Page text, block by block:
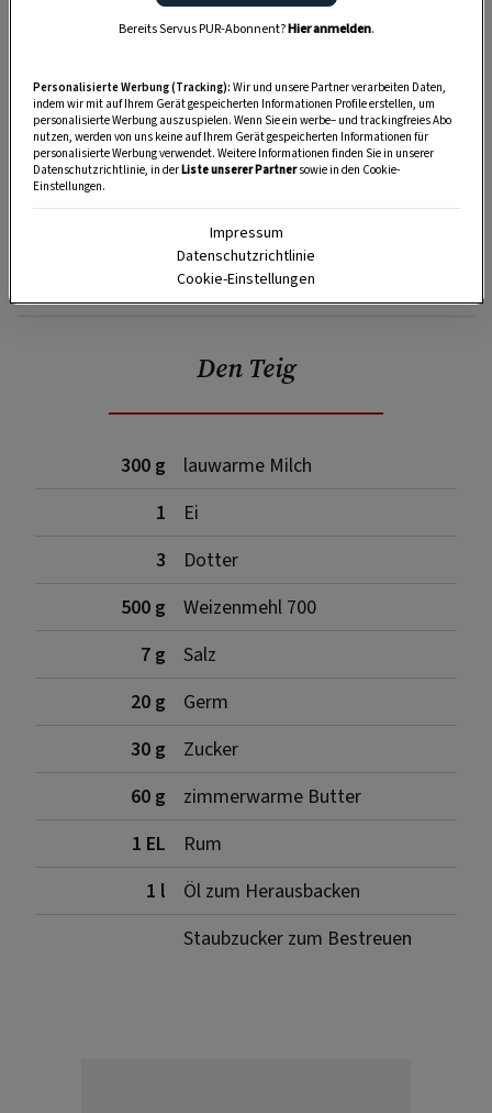
SPEICHERN DRUCKEN
Den Teig
300 g
lauwarme Milch
1
Ei
3
Dotter
500 g
Weizenmehl 700
7 g
Salz
20 g
Germ
30 g
Zucker
60 g
zimmerwarme Butter
1 EL
Rum
1 l
Öl zum Herausbacken
Staubzucker zum Bestreuen
Bereits Servus PUR-Abonnent?Hier anmelden.
Personalisierte Werbung (Tracking): Wir und unsere Partner verarbeiten Daten,
indem wir mit auf Ihrem Gerät gespeicherten Informationen Profile erstellen, um
personalisierte Werbung auszuspielen. Wenn Sie ein werbe– und trackingfreies Abo
nutzen, werden von uns keine auf Ihrem Gerät gespeicherten Informationen für
personalisierte Werbung verwendet. Weitere Informationen finden Sie in unserer
Datenschutzrichtlinie, in derListe unserer Partnersowie in den Cookie-
Einstellungen.
Impressum
Datenschutzrichtlinie
Cookie-Einstellungen